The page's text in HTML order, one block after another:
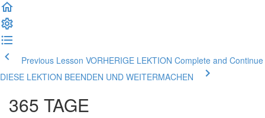
Previous Lesson VORHERIGE LEKTION Complete and Continue
DIESE LEKTION BEENDEN UND WEITERMACHEN
365 TAGE